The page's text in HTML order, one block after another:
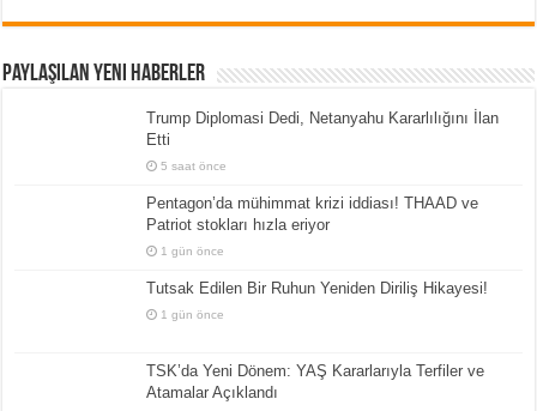
Paylaşılan Yeni Haberler
Trump Diplomasi Dedi, Netanyahu Kararlılığını İlan
Etti
5 saat önce
Pentagon’da mühimmat krizi iddiası! THAAD ve
Patriot stokları hızla eriyor
1 gün önce
Tutsak Edilen Bir Ruhun Yeniden Diriliş Hikayesi!
1 gün önce
TSK’da Yeni Dönem: YAŞ Kararlarıyla Terfiler ve
Atamalar Açıklandı